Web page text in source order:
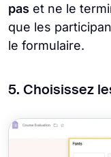
pas et ne le
que les
le formulaire.
5. Choisissez